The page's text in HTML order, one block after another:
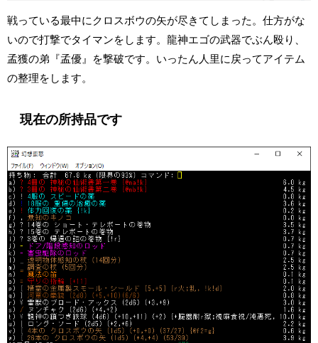
戦っている最中にクロスボウの矢が尽きてしまった。仕方がな
いので打撃でタイマンをします。龍神エゴの武器でぶん殴り、
孟獲の弟『孟優』を撃破です。いったん人里に戻ってアイテム
の整理をします。
現在の所持品です